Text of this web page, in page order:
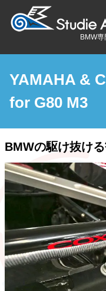
BMW
YAMAHA &
for G80 M3
BMWの駆け抜け